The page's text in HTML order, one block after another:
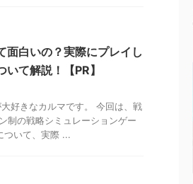
面白いの？実際にプレイし
て解説！【PR】
好きなカルマです。 今回は、戦
制の戦略シミュレーションゲー
ついて、実際 ...